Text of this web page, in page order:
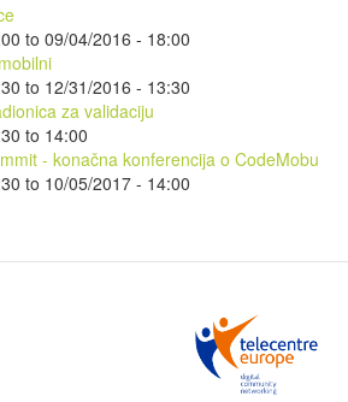
to 09/04/2016 - 18:00
to 12/31/2016 - 13:30
za validaciju
to 14:00
- konačna konferencija o CodeMobu
to 10/05/2017 - 14:00